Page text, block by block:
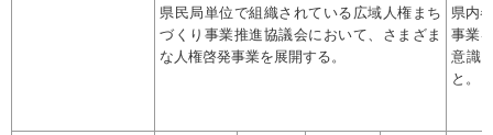
県民局単位で組織されている広域人権まち
づくり事業推進協議会において、さまざま
な人権啓発事業を展開する。
県内
事業
意識
と。